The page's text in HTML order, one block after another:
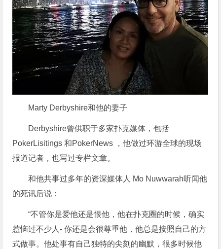
Marty Derbyshire和他的妻子
Derbyshire曾供职于多家扑克媒体，包括
PokerLisitings 和PokerNews ，他做过环游全球的现场
报道记者，也写过专栏文章。
和他共事过多年的资深媒体人 Mo Nuwwarah听闻他
的死讯后说：
“不管你是爱他还是恨他，他在扑克圈的时候，确实
惹恼过不少人- 你还是会很尊重他，他总是按照自己的方
式做事。他处事有自己独特的尖刻的幽默，很多时候他